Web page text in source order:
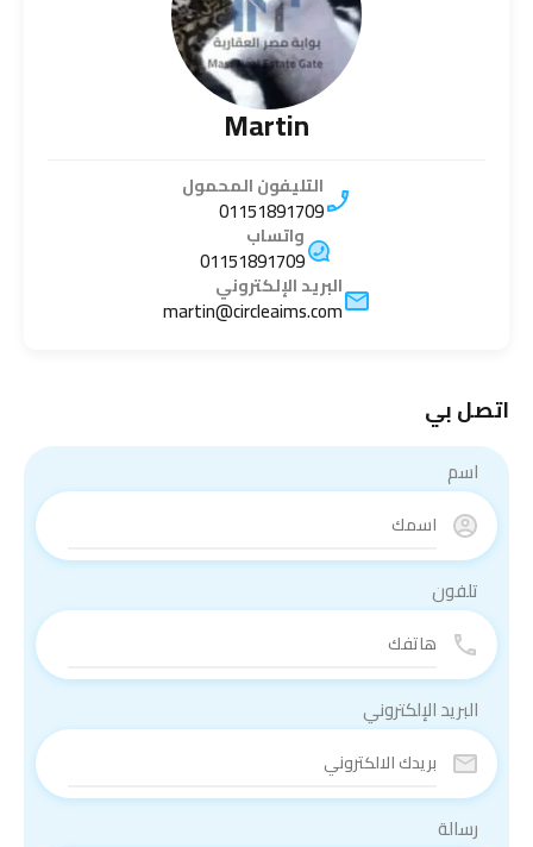
Martin
التليفون المحمول
01151891709
واتساب
01151891709
البريد الإلكتروني
martin@circleaims.com
اتصل بي
اسم
تلفون
البريد الإلكتروني
رسالة